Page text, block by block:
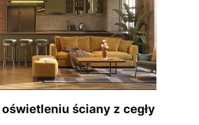
oświetleniu ściany z cegły